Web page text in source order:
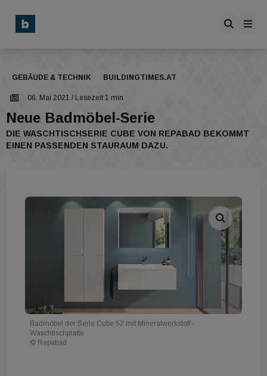
GEBÄUDE & TECHNIK BUILDINGTIMES.AT
06. Mai 2021 / Lesezeit 1 min
Neue Badmöbel-Serie
DIE WASCHTISCHSERIE CUBE VON REPABAD BEKOMMT
EINEN PASSENDEN STAURAUM DAZU.
Badmöbel der Serie Cube 52 mit Mineralwerkstoff-
Waschtischplatte
© Repabad